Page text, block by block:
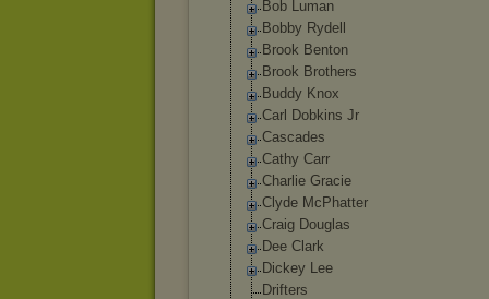
Bob Luman
Bobby Rydell
Brook Benton
Brook Brothers
Buddy Knox
Carl Dobkins Jr
Cascades
Cathy Carr
Charlie Gracie
Clyde McPhatter
Craig Douglas
Dee Clark
Dickey Lee
Drifters